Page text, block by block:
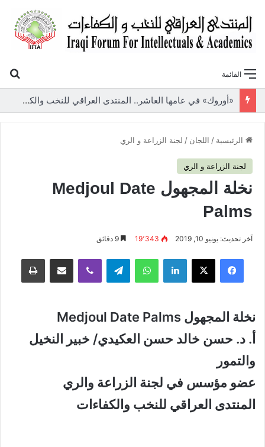
القائمة
«أوروك» في عامها العاشر.. المنتدى العراقي للنخب والكفاءات يصدر عددًا جديدًا ببحوث علمية تعالج قضايا الاقتصاد والطاقة
الرئيسية / اللجان / لجنة الزراعة و الري
لجنة الزراعة و الري
نخلة المجهول Medjoul Date
Palms
آخر تحديث: يونيو 10, 2019 19٬343
فيسبوك لينكدإن واتساب
نخلة المجهول Medjoul Date Palms
أ. د. حسن خالد حسن العكيدي/ خبير النخيل
والتمور
عضو مؤسس في لجنة الزراعة والري
المنتدى العراقي للنخب والكفاءات